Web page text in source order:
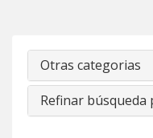
Otras categorias
Refinar búsqueda